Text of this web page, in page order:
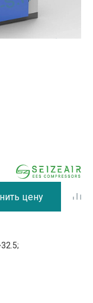
цену